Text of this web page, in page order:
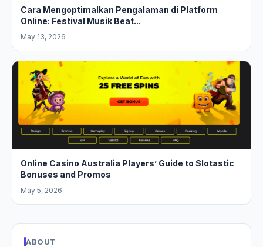
Cara Mengoptimalkan Pengalaman di Platform
Online: Festival Musik Beat...
May 13, 2026
Online Casino Australia Players’ Guide to Slotastic
Bonuses and Promos
May 5, 2026
ABOUT